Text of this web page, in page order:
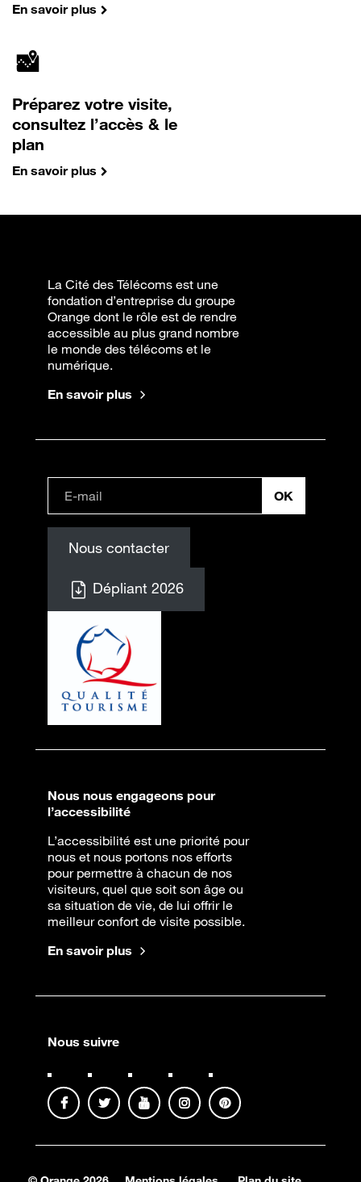
En savoir plus
Préparez votre visite,
consultez l’accès & le
plan
En savoir plus
La Cité des Télécoms est une
fondation d’entreprise du groupe
Orange dont le rôle est de rendre
accessible au plus grand nombre
le monde des télécoms et le
numérique.
En savoir plus
Nous contacter
Dépliant 2026
Nous nous engageons pour
l’accessibilité
L’accessibilité est une priorité pour
nous et nous portons nos efforts
pour permettre à chacun de nos
visiteurs, quel que soit son âge ou
sa situation de vie, de lui offrir le
meilleur confort de visite possible.
En savoir plus
Nous suivre